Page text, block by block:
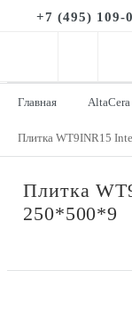
+7 (495) 109-
Главная AltaCera
Плитка WT9INR15
Плитка
250*500*9